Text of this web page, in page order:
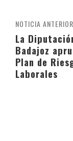
NOTICIA ANTERIOR
La
Badajoz
Plan de
Laborales